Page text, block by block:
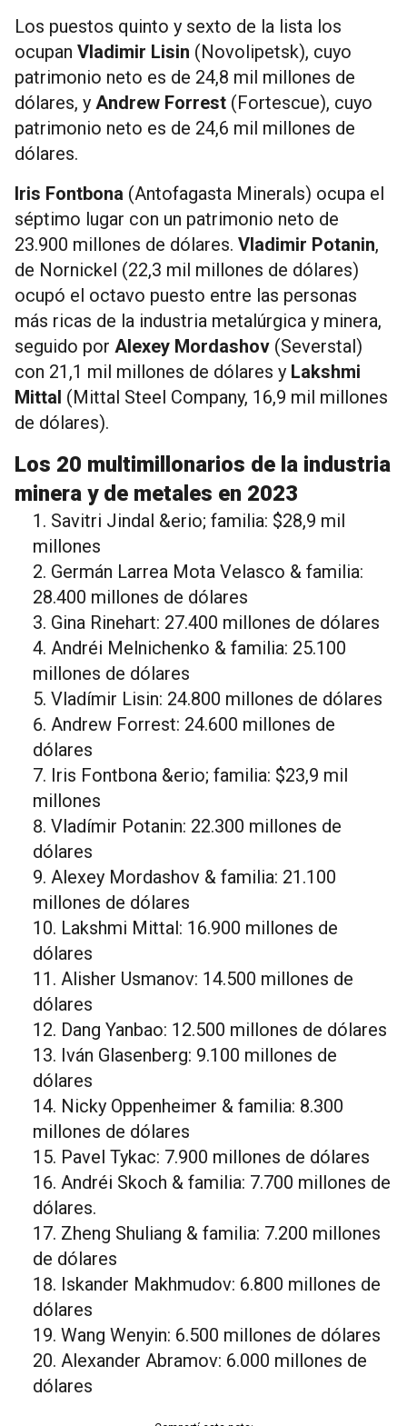
Los puestos quinto y sexto de la lista los
ocupan Vladimir Lisin (Novolipetsk), cuyo
patrimonio neto es de 24,8 mil millones de
dólares, y Andrew Forrest (Fortescue), cuyo
patrimonio neto es de 24,6 mil millones de
dólares.
Iris Fontbona (Antofagasta Minerals) ocupa el
séptimo lugar con un patrimonio neto de
23.900 millones de dólares. Vladimir Potanin,
de Nornickel (22,3 mil millones de dólares)
ocupó el octavo puesto entre las personas
más ricas de la industria metalúrgica y minera,
seguido por Alexey Mordashov (Severstal)
con 21,1 mil millones de dólares y Lakshmi
Mittal (Mittal Steel Company, 16,9 mil millones
de dólares).
Los 20 multimillonarios de la industria
minera y de metales en 2023
Savitri Jindal &erio; familia: $28,9 mil
millones
Germán Larrea Mota Velasco & familia:
28.400 millones de dólares
Gina Rinehart: 27.400 millones de dólares
Andréi Melnichenko & familia: 25.100
millones de dólares
Vladímir Lisin: 24.800 millones de dólares
Andrew Forrest: 24.600 millones de
dólares
Iris Fontbona &erio; familia: $23,9 mil
millones
Vladímir Potanin: 22.300 millones de
dólares
Alexey Mordashov & familia: 21.100
millones de dólares
Lakshmi Mittal: 16.900 millones de
dólares
Alisher Usmanov: 14.500 millones de
dólares
Dang Yanbao: 12.500 millones de dólares
Iván Glasenberg: 9.100 millones de
dólares
Nicky Oppenheimer & familia: 8.300
millones de dólares
Pavel Tykac: 7.900 millones de dólares
Andréi Skoch & familia: 7.700 millones de
dólares.
Zheng Shuliang & familia: 7.200 millones
de dólares
Iskander Makhmudov: 6.800 millones de
dólares
Wang Wenyin: 6.500 millones de dólares
Alexander Abramov: 6.000 millones de
dólares